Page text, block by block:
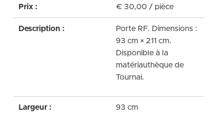
Prix : € 30,00 / pièce
Description :
Porte RF. Dimensions :
93 cm × 211 cm.
Disponible à la
matériauthèque de
Tournai.
Largeur : 93 cm